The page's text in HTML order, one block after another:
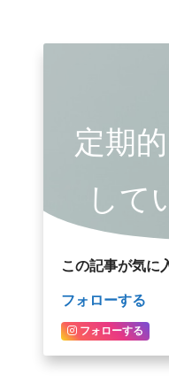
定期
して
この記事が気に
フォローする
フォローする